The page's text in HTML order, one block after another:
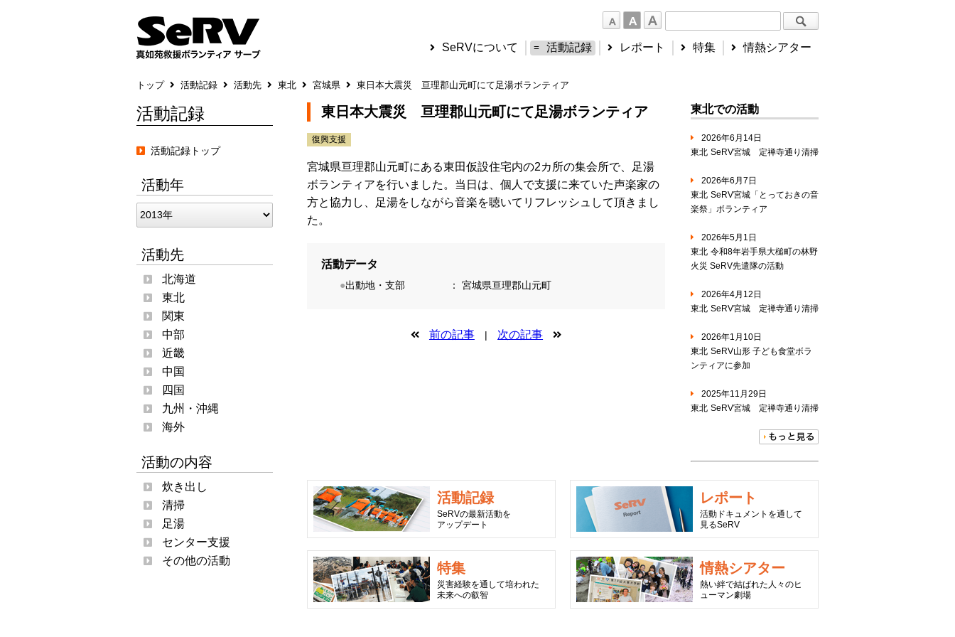
SeRVについて 活動記録 レポート 特集 情熱シアター
トップ 活動記録 活動先 東北 宮城県 東日本大震災 亘理郡山元町にて足湯ボランティア
活動記録
活動記録トップ
活動年
活動先
北海道
東北
関東
中部
近畿
中国
四国
九州・沖縄
海外
活動の内容
炊き出し
清掃
足湯
センター支援
その他の活動
東日本大震災 亘理郡山元町にて足湯ボランティア
復興支援
宮城県亘理郡山元町にある東田仮設住宅内の2カ所の集会所で、足湯
ボランティアを行いました。当日は、個人で支援に来ていた声楽家の
方と協力し、足湯をしながら音楽を聴いてリフレッシュして頂きまし
た。
活動データ
●出動地・支部 ： 宮城県亘理郡山元町
前の記事 | 次の記事
東北での活動
2026年6月14日
東北 SeRV宮城 定禅寺通り清掃
2026年6月7日
東北 SeRV宮城「とっておきの音
楽祭」ボランティア
2026年5月1日
東北 令和8年岩手県大槌町の林野
火災 SeRV先遣隊の活動
2026年4月12日
東北 SeRV宮城 定禅寺通り清掃
2026年1月10日
東北 SeRV山形 子ども食堂ボラ
ンティアに参加
2025年11月29日
東北 SeRV宮城 定禅寺通り清掃
活動記録
SeRVの最新活動を
アップデート
レポート
活動ドキュメントを通して
見るSeRV
特集
災害経験を通して培われた
未来への叡智
情熱シアター
熱い絆で結ばれた人々のヒ
ューマン劇場